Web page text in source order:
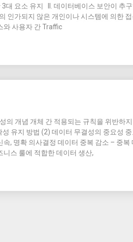
대 요소 유지 II. 데이터베이스 보안이 추
인가되지 않은 개인이나 시스템에 의한
와 사용자 간 Traffic
의 개념 개체 간 적용되는 규칙을 위반하
유지 방법 (2) 데이터 무결성의 중요성
, 명확 의사결정 데이터 중복 감소 – 중복
스 룰에 적합한 데이터 생산,